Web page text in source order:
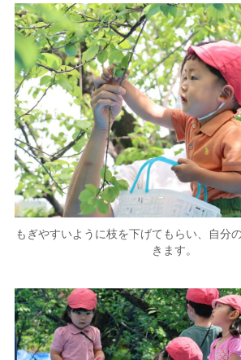
もぎやすいように枝を下げてもらい、自分
きます。